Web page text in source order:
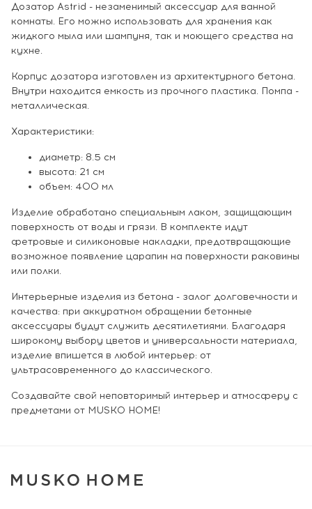
Дозатор Astrid - незаменимый аксессуар для ванной
комнаты. Его можно использовать для хранения как
жидкого мыла или шампуня, так и моющего средства на
кухне.
Корпус дозатора изготовлен из архитектурного бетона.
Внутри находится емкость из прочного пластика. Помпа -
металлическая.
Характеристики:
диаметр: 8.5 см
высота: 21 см
объем: 400 мл
Изделие обработано специальным лаком, защищающим
поверхность от воды и грязи. В комплекте идут
фетровые и силиконовые накладки, предотвращающие
возможное появление царапин на поверхности раковины
или полки.
Интерьерные изделия из бетона - залог долговечности и
качества: при аккуратном обращении бетонные
аксессуары будут служить десятилетиями. Благодаря
широкому выбору цветов и универсальности материала,
изделие впишется в любой интерьер: от
ультрасовременного до классического.
Создавайте свой неповторимый интерьер и атмосферу с
предметами от MUSKO HOME!